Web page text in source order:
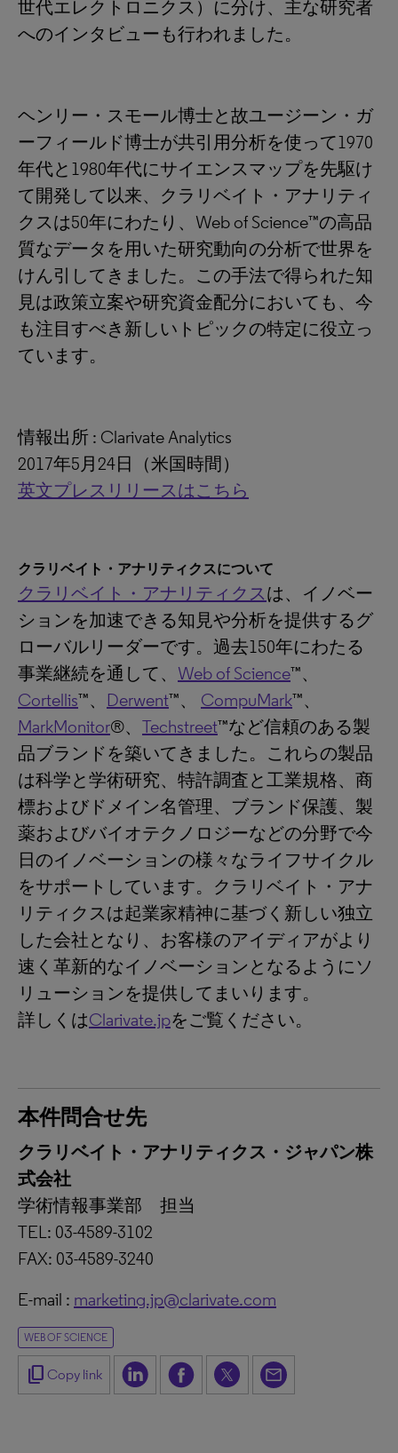
世代エレクトロニクス）に分け、主な研究者
へのインタビューも行われました。
ヘンリー・スモール博士と故ユージーン・ガ
ーフィールド博士が共引用分析を使って1970
年代と1980年代にサイエンスマップを先駆け
て開発して以来、クラリベイト・アナリティ
クスは50年にわたり、Web of Science™の高品
質なデータを用いた研究動向の分析で世界を
けん引してきました。この手法で得られた知
見は政策立案や研究資金配分においても、今
も注目すべき新しいトピックの特定に役立っ
ています。
情報出所 : Clarivate Analytics
2017年5月24日（米国時間）
英文プレスリリースはこちら
クラリベイト・アナリティクスについて
クラリベイト・アナリティクスは、イノベー
ションを加速できる知見や分析を提供するグ
ローバルリーダーです。過去150年にわたる
事業継続を通して、 Web of Science™、
Cortellis™、 Derwent™、 CompuMark™、
MarkMonitor®、 Techstreet™など信頼のある製
品ブランドを築いてきました。これらの製品
は科学と学術研究、特許調査と工業規格、商
標およびドメイン名管理、ブランド保護、製
薬およびバイオテクノロジーなどの分野で今
日のイノベーションの様々なライフサイクル
をサポートしています。クラリベイト・アナ
リティクスは起業家精神に基づく新しい独立
した会社となり、お客様のアイディアがより
速く革新的なイノベーションとなるようにソ
リューションを提供してまいります。
詳しくはClarivate.jpをご覧ください。
本件問合せ先
クラリベイト・アナリティクス・ジャパン株
式会社
学術情報事業部 担当
TEL: 03-4589-3102
FAX: 03-4589-3240
E-mail : marketing.jp@clarivate.com
WEB OF SCIENCE
content_copy Copy link